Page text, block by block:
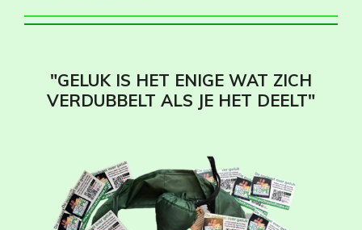
"GELUK IS HET ENIGE WAT ZICH
VERDUBBELT ALS JE HET DEELT"